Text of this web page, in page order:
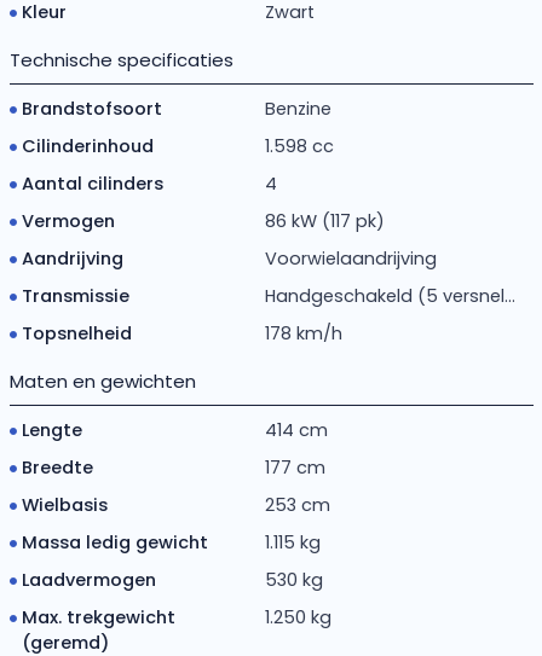
Kleur Zwart
Technische specificaties
Brandstofsoort
Benzine
Cilinderinhoud
1.598 cc
Aantal cilinders
4
Vermogen
86 kW (117 pk)
Aandrijving
Voorwielaandrijving
Transmissie
Handgeschakeld (5 versnel...
Topsnelheid
178 km/h
Maten en gewichten
Lengte
414 cm
Breedte
177 cm
Wielbasis
253 cm
Massa ledig gewicht
1.115 kg
Laadvermogen
530 kg
Max. trekgewicht
(geremd)
1.250 kg